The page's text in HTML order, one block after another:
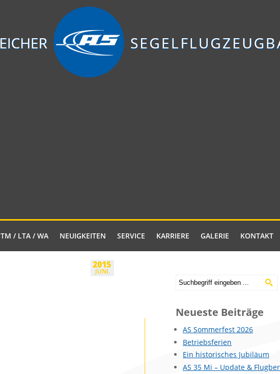
TM / LTA / WA NEUIGKEITEN SERVICE KARRIERE GALERIE KONTAKT
2015
JUNI.
Neueste Beiträge
AS Sommerfest 2026
Betriebsferien
Ein historisches Jubiläum
AS 35 Mi – Update &